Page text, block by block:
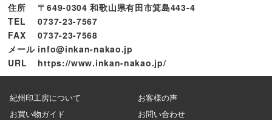
住所
〒649-0304 和歌山県有田市箕島443-4
TEL
0737-23-7567
FAX
0737-23-7568
メール info@inkan-nakao.jp
URL
https://www.inkan-nakao.jp/
紀州印工房について
お客様の声
お買い物ガイド
お問い合わせ